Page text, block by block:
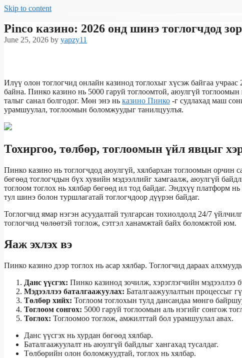
Skip to content
Pinco казино: 2026 онд шинэ тоглогчдод
June 25, 2026 by yapzy11
Илүү олон тоглогчид онлайн казинод тоглохыг хүсэж байгаа
байна. Пинко казино нь 5000 гаруй тоглоомтой, аюулгүй
талыг санал болгодог. Мөн энэ нь казино Пинко -г судлахад маш
урамшуулал, тоглоомын боломжуудыг танилцуулъя.
Тохиргоо, төлбөр, тоглоомын үйл явцыг
Пинко казино нь тоглогчдод аюулгүй, хялбархан тоглоомын орчин
бөгөөд тоглогчдын бүх хувийн мэдээллийг хамгаалж, аюулгүй
тоглоом тоглох нь хялбар бөгөөд ил тод байдаг. Эндхүү платформ
тул шинэ болон туршлагатай тоглогчдоор дүүрэн байдаг.
Тоглогчид ямар нэгэн асуудалтай тулгарсан тохиолдолд 24/7
тоглогчид чөлөөтэй тоглож, сэтгэл ханамжтай байх боломжтой юм.
Яаж эхлэх вэ
Пинко казино дээр тоглох нь асар хялбар. Тоглогчид дараах
Данс үүсгэх: Пинко казинод зочилж, хэрэглэгчийн мэдээллээ
Мэдээллээ баталгаажуулах: Баталгаажуулалтын процессыг
Төлбөр хийх: Тоглоом тоглохын тулд дансандаа мөнгө
Тоглоом сонгох: 5000 гаруй тоглоомын аль нэгийг сонгож
Тоглох: Тоглоомоо тоглож, амжилттай бол урамшуулал авах.
Данс үүсгэх нь хурдан бөгөөд хялбар.
Баталгаажуулалт нь аюулгүй байдлыг хангахад тусалдаг.
Төлбөрийн олон боломжуудтай, тоглох нь хялбар.